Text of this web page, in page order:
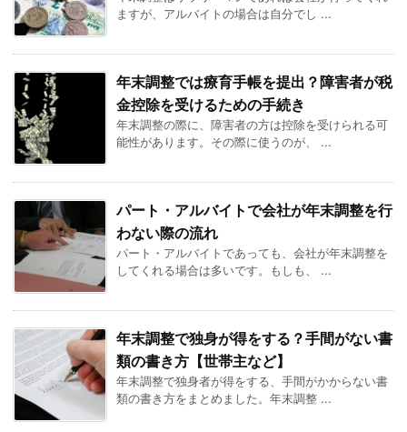
ますが、アルバイトの場合は自分でし ...
年末調整では療育手帳を提出？障害者が税
金控除を受けるための手続き
年末調整の際に、障害者の方は控除を受けられる可
能性があります。その際に使うのが、 ...
パート・アルバイトで会社が年末調整を行
わない際の流れ
パート・アルバイトであっても、会社が年末調整を
してくれる場合は多いです。もしも、 ...
年末調整で独身が得をする？手間がない書
類の書き方【世帯主など】
年末調整で独身者が得をする、手間がかからない書
類の書き方をまとめました。年末調整 ...